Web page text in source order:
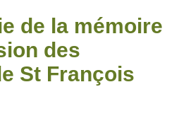
de la mémoire
des
St François